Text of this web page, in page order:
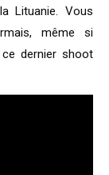
Lituanie. Vous
même si
dernier shoot